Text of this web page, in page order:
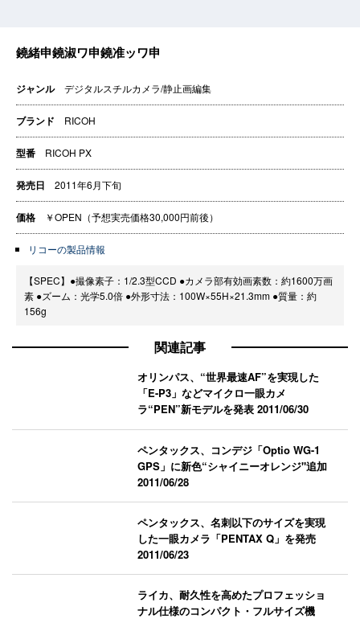
ジャンル デジタルスチルカメラ/静止画編集
ブランド RICOH
型番 RICOH PX
発売日 2011年6月下旬
価格 ￥OPEN（予想実売価格30,000円前後）
リコーの製品情報
【SPEC】●撮像素子：1/2.3型CCD ●カメラ部有効画素数：約1600万画
素 ●ズーム：光学5.0倍 ●外形寸法：100W×55H×21.3mm ●質量：約
156g
関連記事
オリンパス、“世界最速AF”を実現した
「E-P3」などマイクロ一眼カメ
ラ“PEN”新モデルを発表2011/06/30
ペンタックス、コンデジ「Optio WG-1
GPS」に新色“シャイニーオレンジ"追加
2011/06/28
ペンタックス、名刺以下のサイズを実現
した一眼カメラ「PENTAX Q」を発売
2011/06/23
ライカ、耐久性を高めたプロフェッショ
ナル仕様のコンパクト・フルサイズ機